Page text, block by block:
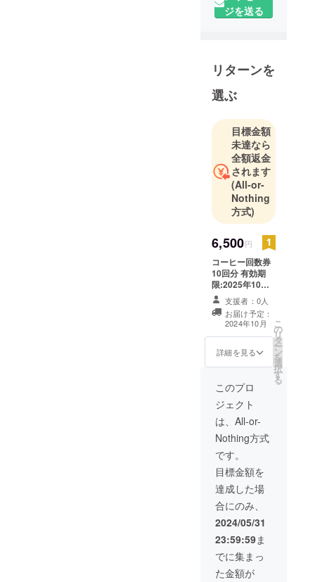
ジを送る
リターンを
選ぶ
目標金額
未達なら
全額返金
されます
(All-or-
Nothing
方式)
6,500円
コーヒー回数券
10回分 有効期
限:2025年10月
末まで 店舗の詳
細:福岡市東区、
早良区、西区、
城南区のいづれ
か(詳細な住所は
後日ご連絡にて
支援者：0人
お届け予定：
2024年10月
詳細を見る
こ
の
リ
タ
ー
ン
を
選
択
す
る
このプロ
ジェクト
は、All-or-
Nothing方式
です。
目標金額を
達成した場
合にのみ、
2024/05/31
23:59:59ま
でに集まっ
た金額が